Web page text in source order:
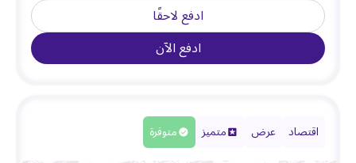
ادفع لاحقًا
ادفع الآن
اقتصاد عرض متميز متوفرة